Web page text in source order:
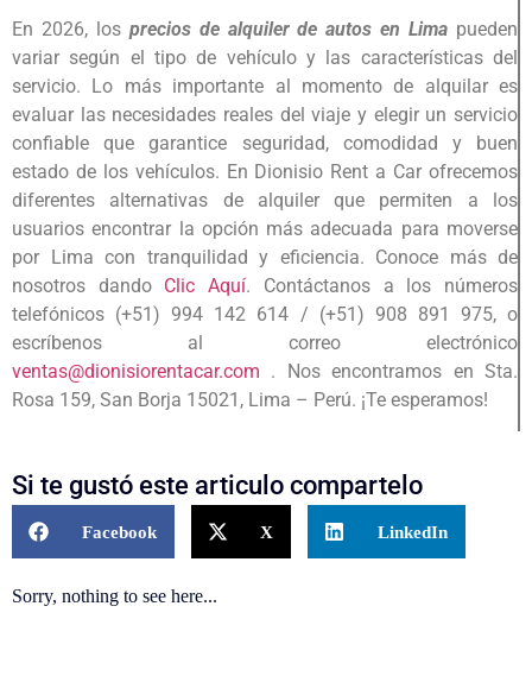
En 2026, losprecios de alquiler de autos en Lima pueden
variar según el tipo de vehículo y las características del
servicio. Lo más importante al momento de alquilar es
evaluar las necesidades reales del viaje y elegir un servicio
confiable que garantice seguridad, comodidad y buen
estado de los vehículos. En Dionisio Rent a Car ofrecemos
diferentes alternativas de alquiler que permiten a los
usuarios encontrar la opción más adecuada para moverse
por Lima con tranquilidad y eficiencia. Conoce más de
nosotros dando Clic Aquí. Contáctanos a los números
telefónicos (+51) 994 142 614 / (+51) 908 891 975, o
escríbenos al correo electrónico
ventas@dionisiorentacar.com . Nos encontramos en Sta.
Rosa 159, San Borja 15021, Lima – Perú. ¡Te esperamos!
Si te gustó este articulo compartelo
Facebook X LinkedIn
Sorry, nothing to see here...